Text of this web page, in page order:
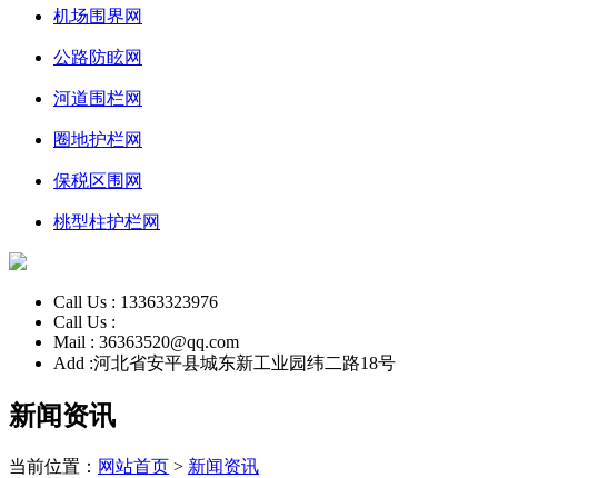
机场围界网
公路防眩网
河道围栏网
圈地护栏网
保税区围网
桃型柱护栏网
Call Us : 13363323976
Call Us :
Mail : 36363520@qq.com
Add :河北省安平县城东新工业园纬二路18号
新闻资讯
当前位置： 网站首页 > 新闻资讯